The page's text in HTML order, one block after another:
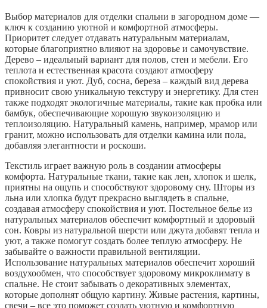
Выбор материалов для отделки спальни в загородном доме —
ключ к созданию уютной и комфортной атмосферы.
Приоритет следует отдавать натуральным материалам,
которые благоприятно влияют на здоровье и самочувствие.
Дерево – идеальный вариант для полов, стен и мебели. Его
теплота и естественная красота создают атмосферу
спокойствия и уют. Дуб, сосна, береза – каждый вид дерева
привносит свою уникальную текстуру и энергетику. Для стен
также подходят экологичные материалы, такие как пробка или
бамбук, обеспечивающие хорошую звукоизоляцию и
теплоизоляцию. Натуральный камень, например, мрамор или
гранит, можно использовать для отделки камина или пола,
добавляя элегантности и роскоши.
Текстиль играет важную роль в создании атмосферы
комфорта. Натуральные ткани, такие как лен, хлопок и шелк,
приятны на ощупь и способствуют здоровому сну. Шторы из
льна или хлопка будут прекрасно выглядеть в спальне,
создавая атмосферу спокойствия и уют. Постельное белье из
натуральных материалов обеспечит комфортный и здоровый
сон. Ковры из натуральной шерсти или джута добавят тепла и
уют, а также помогут создать более теплую атмосферу. Не
забывайте о важности правильной вентиляции.
Использование натуральных материалов обеспечит хороший
воздухообмен, что способствует здоровому микроклимату в
спальне. Не стоит забывать о декоративных элементах,
которые дополнят общую картину. Живые растения, картины,
свечи – все это поможет создать уютную и комфортную